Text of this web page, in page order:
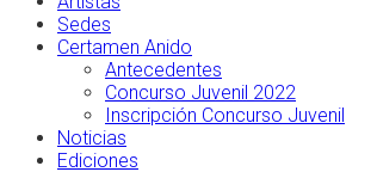
Sedes
Certamen Anido
Antecedentes
Concurso Juvenil 2022
Inscripción Concurso Juvenil
Noticias
Ediciones